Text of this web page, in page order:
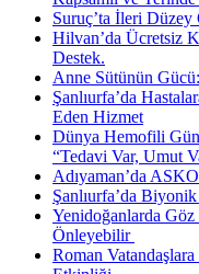
Suruç’ta İleri Düzey
Hilvan’da Ücretsiz
Destek.
Anne Sütünün
Şanlıurfa’da
Eden Hizmet
Dünya Hemofili
“Tedavi Var, Umut
Adıyaman’da
Şanlıurfa’da
Yenidoğanlarda Göz
Önleyebilir ​
Roman Vatandaşlara